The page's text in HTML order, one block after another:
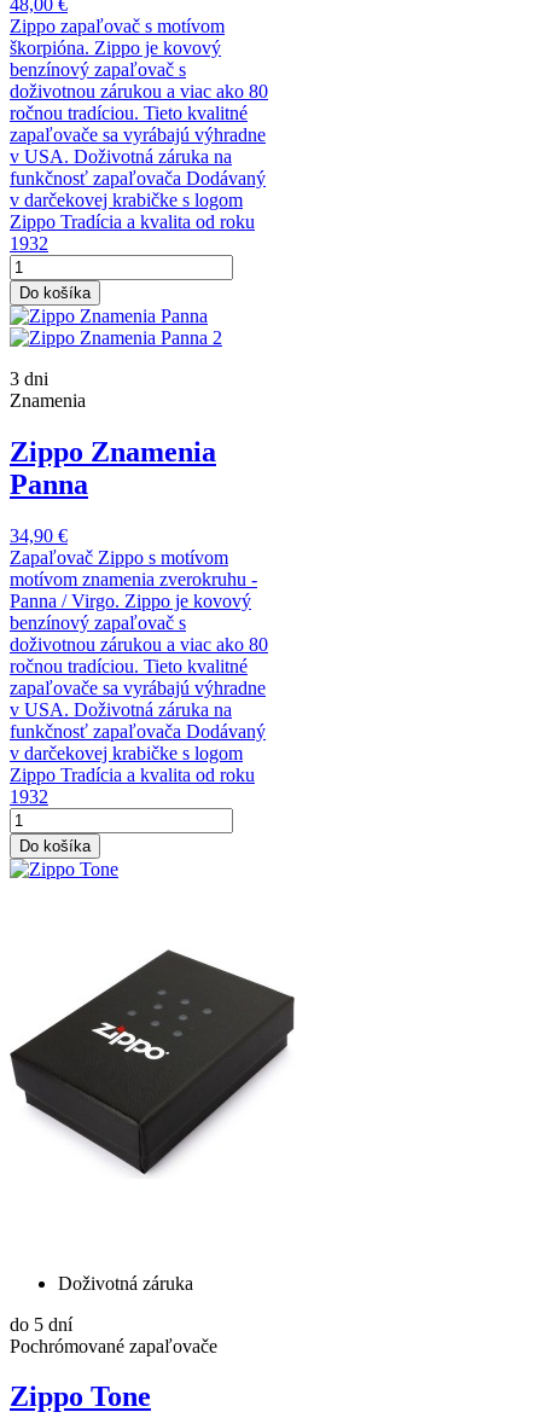
Zippo zapaľovač s motívom
škorpióna. Zippo je kovový
benzínový zapaľovač s
doživotnou zárukou a viac ako 80
ročnou tradíciou. Tieto kvalitné
zapaľovače sa vyrábajú výhradne
v USA. Doživotná záruka na
funkčnosť zapaľovača Dodávaný
v darčekovej krabičke s logom
Zippo Tradícia a kvalita od roku
1932
Do košíka
3 dni
Znamenia
Zippo Znamenia
Panna
34,90 €
Zapaľovač Zippo s motívom
motívom znamenia zverokruhu -
Panna / Virgo. Zippo je kovový
benzínový zapaľovač s
doživotnou zárukou a viac ako 80
ročnou tradíciou. Tieto kvalitné
zapaľovače sa vyrábajú výhradne
v USA. Doživotná záruka na
funkčnosť zapaľovača Dodávaný
v darčekovej krabičke s logom
Zippo Tradícia a kvalita od roku
1932
Do košíka
Doživotná záruka
do 5 dní
Pochrómované zapaľovače
Zippo Tone